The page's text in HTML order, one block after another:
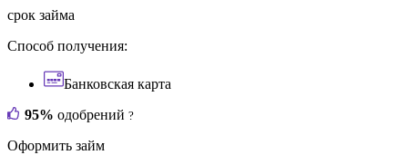
срок займа
Способ получения:
Банковская карта
95% одобрений ?
Оформить займ